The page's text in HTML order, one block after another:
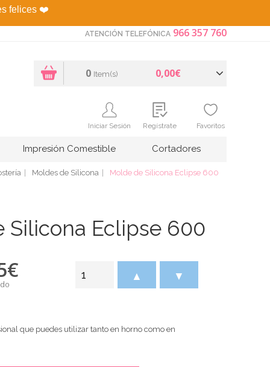
felices ❤️
ATENCIÓN TELEFÓNICA 966 357 760
0 Item(s) 0,00€
Iniciar Sesión Regístrate Favoritos
Impresión Comestible Cortadores
Moldes de Silicona Molde de Silicona Eclipse 600
Silicona Eclipse 600
€ ▲ ▼
que puedes utilizar tanto en horno como en